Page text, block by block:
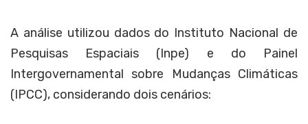
A análise utilizou dados do Instituto Nacional de
Pesquisas Espaciais (Inpe) e do Painel
Intergovernamental sobre Mudanças Climáticas
(IPCC), considerando dois cenários: